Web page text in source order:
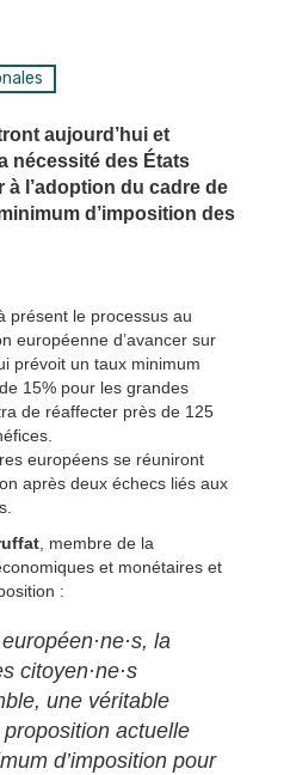
aujourd’hui et
nécessité des États
l’adoption du cadre de
d’imposition des
présent le processus au
européenne d’avancer sur
prévoit un taux minimum
15% pour les grandes
de réaffecter près de 125
européens se réuniront
après deux échecs liés aux
, membre de la
et monétaires et
:
la
citoyen·ne·s
une véritable
actuelle
d’imposition pour